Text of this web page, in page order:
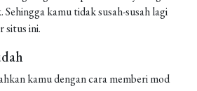
Sehingga kamu tidak susah-susah lagi
situs ini.
kamu dengan cara memberi mod